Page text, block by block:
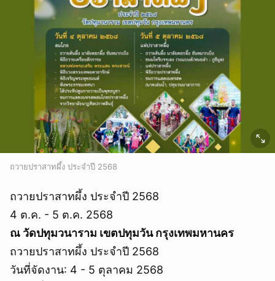
ถวายปราสาทผึ้ง ประจำปี 2568
ถวายปราสาทผึ้ง ประจำปี 2568
4 ต.ค. - 5 ต.ค. 2568
ณ วัดปทุมวนาราม เขตปทุมวัน กรุงเทพมหานคร
ถวายปราสาทผึ้ง ประจำปี 2568
วันที่จัดงาน: 4 - 5 ตุลาคม 2568